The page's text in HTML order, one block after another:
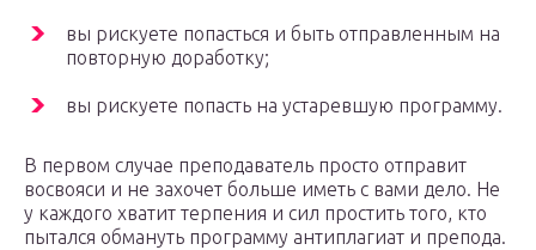
вы рискуете попасться и быть отправленным на
повторную доработку;
вы рискуете попасть на устаревшую программу.
В первом случае преподаватель просто отправит
восвояси и не захочет больше иметь с вами дело. Не
у каждого хватит терпения и сил простить того, кто
пытался обмануть программу антиплагиат и препода.